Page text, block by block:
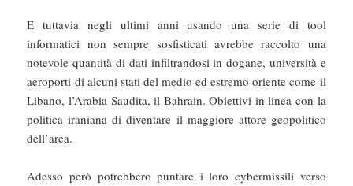
E tuttavia negli ultimi anni usando una serie di tool
informatici non sempre sosfisticati avrebbe raccolto una
notevole quantità di dati infiltrandosi in dogane, università e
aeroporti di alcuni stati del medio ed estremo oriente come il
Libano, l’Arabia Saudita, il Bahrain. Obiettivi in linea con la
politica iraniana di diventare il maggiore attore geopolitico
dell’area.
Adesso però potrebbero puntare i loro cybermissili verso